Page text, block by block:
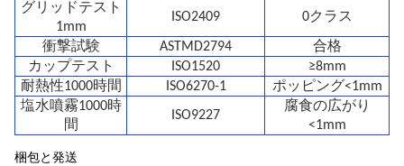
グリッドテスト
1mm
ISO2409 0クラス
衝撃試験 ASTMD2794
合格
カップテスト
ISO1520
≥8mm
耐熱性1000時間
ISO6270-1
ポッピング<1mm
塩水噴霧1000時
間
ISO9227
腐食の広がり
<1mm
梱包と発送